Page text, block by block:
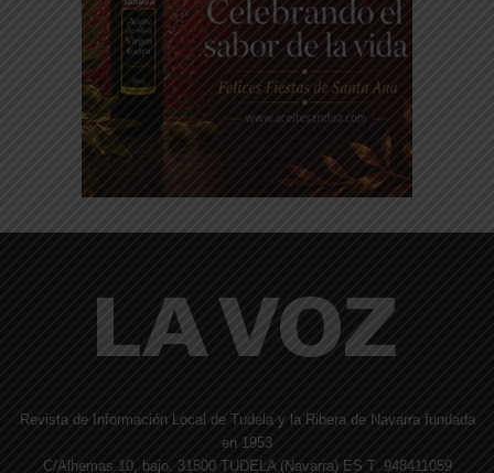
Revista de Información Local de Tudela y la Ribera de Navarra fundada
en 1953
C/Alhemas 10, bajo. 31500 TUDELA (Navarra) ES T. 948411059